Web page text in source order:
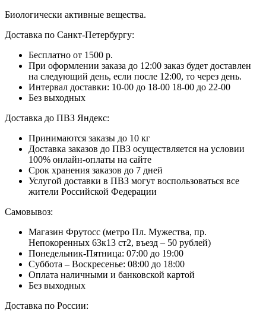
Биологически активные вещества.
Доставка по Санкт-Петербургу:
Бесплатно от 1500 р.
При оформлении заказа до 12:00 заказ будет доставлен
на следующий день, если после 12:00, то через день.
Интервал доставки: 10-00 до 18-00 18-00 до 22-00
Без выходных
Доставка до ПВЗ Яндекс:
Принимаются заказы до 10 кг
Доставка заказов до ПВЗ осуществляется на условии
100% онлайн-оплаты на сайте
Срок хранения заказов до 7 дней
Услугой доставки в ПВЗ могут воспользоваться все
жители Российской Федерации
Самовывоз:
Магазин Фрутосс (метро Пл. Мужества, пр.
Непокоренных 63к13 ст2, въезд – 50 рублей)
Понедельник-Пятница: 07:00 до 19:00
Суббота – Воскресенье: 08:00 до 18:00
Оплата наличными и банковской картой
Без выходных
Доставка по России: